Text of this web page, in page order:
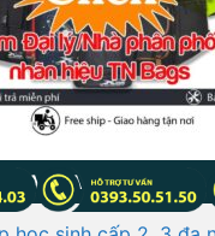
GIA CÔNG